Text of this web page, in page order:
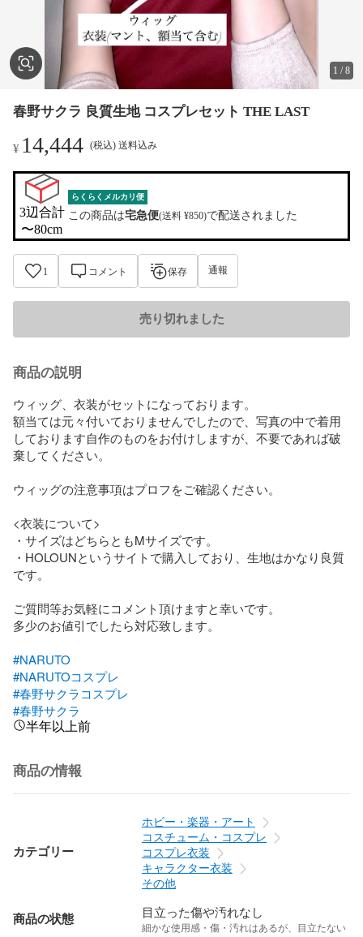
1 /8
春野サクラ 良質生地 コスプレセット THE LAST
¥ 14,444 (税込) 送料込み
3辺合計
〜80cm
らくらくメルカリ便
この商品は宅急便(送料 ¥850)で配送されました
1 コメント 保存 通報
売り切れました
商品の説明
ウィッグ、衣装がセットになっております。
額当ては元々付いておりませんでしたので、写真の中で着用
しております自作のものをお付けしますが、不要であれば破
棄してください。
ウィッグの注意事項はプロフをご確認ください。
<衣装について>
・サイズはどちらともMサイズです。
・HOLOUNというサイトで購入しており、生地はかなり良質
です。
ご質問等お気軽にコメント頂けますと幸いです。
多少のお値引でしたら対応致します。
#NARUTO
#NARUTOコスプレ
#春野サクラコスプレ
#春野サクラ
半年以上前
商品の情報
カテゴリー
ホビー・楽器・アート
コスチューム・コスプレ
コスプレ衣装
キャラクター衣装
その他
商品の状態 目立った傷や汚れなし
細かな使用感・傷・汚れはあるが、目立たない